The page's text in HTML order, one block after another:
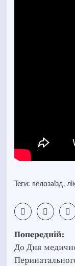
Теги: велозаїзд,
Post
Попередній:
До Дня